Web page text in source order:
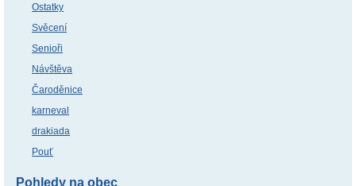
Ostatky
Svěcení
Senioři
Návštěva
Čaroděnice
karneval
drakiada
Pouť
Pohledy na obec